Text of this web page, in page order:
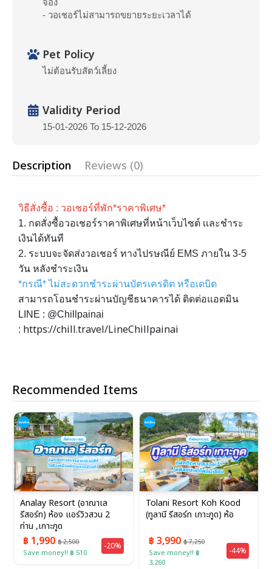
- วอเชอร์ไม่สามารถขยายระยะเวลาได้
Pet Policy
ไม่ต้อนรับสัตว์เลี้ยง
Validity Period
15-01-2026 To 15-12-2026
Description Reviews (0)
วิธีสั่งซื้อ : วอเชอร์ที่พัก*ราคาพิเศษ*
1. กดสั่งซื้อวอเชอร์ราคาพิเศษที่หน้าเว็บไซต์ เเละชำระ
เงินได้ทันที
2. ระบบจะจัดส่งวอเชอร์ ทางไปรษณีย์ EMS ภายใน 3-5
วัน หลังชำระเงิน
*กรณี* ไม่สะดวกชำระผ่านบัตรเครดิต หรือเดบิต
สามารถโอนชำระผ่านบัญชีธนาคารได้ ติดต่อแอดมิน
LINE : @Chillpainai
: https://chill.travel/LineChillpainai
Recommended Items
Analay Resort (อาณาเล
รีสอร์ท) ห้อง แอร์วิวสวน 2
ท่าน ,เกาะกูด
฿ 1,990 ฿ 2,500
Save money!! ฿ 510
-20%
Tolani Resort Koh Kood
(ทูลานี รีสอร์ท เกาะกูด) ห้อ
฿ 3,990฿ 7,250
Save money!! ฿
3,260
-44%